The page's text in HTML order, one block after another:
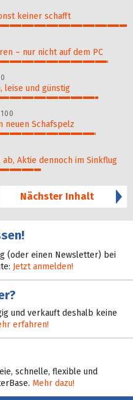
keiner schafft
– nur nicht auf dem PC
leise und günstig
neuen Schafspelz
Aktie dennoch im Sinkflug
Nächster Inhalt
(oder einen Newsletter) bei
Jetzt anmelden!
und verkauft deshalb keine
erfahren!
schnelle, flexible und
Mehr dazu!